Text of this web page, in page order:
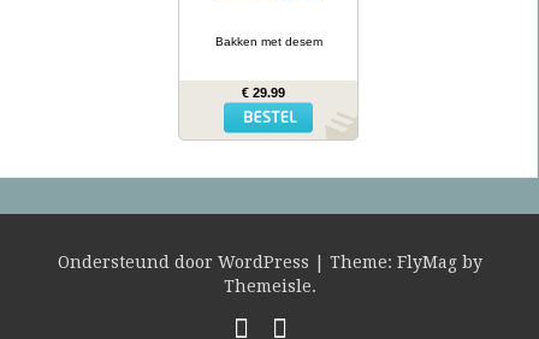
brood met het
fougasse, naanbrood,
hamburgerbroodjes,
kaneelbollen, wafels en
panettone. Naast de 77
hoe je het deeg moet
Bakken met desem
€ 29.99
Ondersteund door WordPress | Theme: FlyMagby
Themeisle.